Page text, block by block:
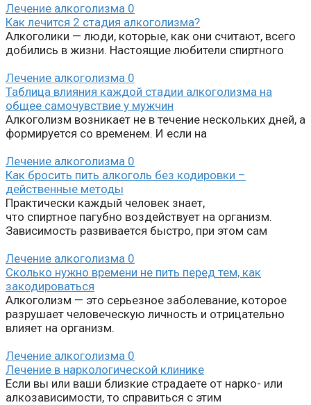
Лечение алкоголизма 0
Как лечится 2 стадия алкоголизма?
Алкоголики — люди, которые, как они считают, всего
добились в жизни. Настоящие любители спиртного
Лечение алкоголизма 0
Таблица влияния каждой стадии алкоголизма на
общее самочувствие у мужчин
Алкоголизм возникает не в течение нескольких дней, а
формируется со временем. И если на
Лечение алкоголизма 0
Как бросить пить алкоголь без кодировки –
действенные методы
Практически каждый человек знает,
что спиртное пагубно воздействует на организм.
Зависимость развивается быстро, при этом сам
Лечение алкоголизма 0
Сколько нужно времени не пить перед тем, как
закодироваться
Алкоголизм — это серьезное заболевание, которое
разрушает человеческую личность и отрицательно
влияет на организм.
Лечение алкоголизма 0
Лечение в наркологической клинике
Если вы или ваши близкие страдаете от нарко- или
алкозависимости, то справиться с этим